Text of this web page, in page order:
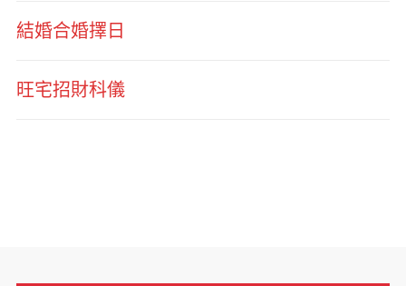
結婚合婚擇日
旺宅招財科儀